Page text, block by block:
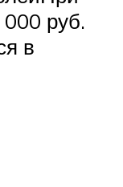
руб.
в